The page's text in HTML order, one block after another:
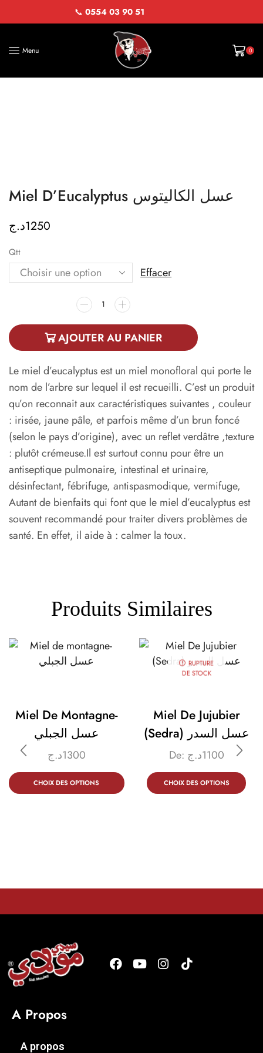
📞 0554 03 90 51
Menu 0
Miel D’Eucalyptus عسل الكاليتوس
1250د.ج
Qtt
Effacer
AJOUTER AU PANIER
Le miel d’eucalyptus est un miel monofloral qui porte le
nom de l’arbre sur lequel il est recueilli. C’est un produit
qu’on reconnait aux caractéristiques suivantes , couleur
: irisée, jaune pâle, et parfois même d’un brun foncé
(selon le pays d’origine), avec un reflet verdâtre ,texture
: plutôt crémeuse.Il est surtout connu pour être un
antiseptique pulmonaire, intestinal et urinaire,
désinfectant, fébrifuge, antispasmodique, vermifuge,
Autant de bienfaits qui font que le miel d’eucalyptus est
souvent recommandé pour traiter divers problèmes de
santé. En effet, il aide à : calmer la toux.
Produits Similaires
Miel De Montagne-
عسل الجبلي
1300د.ج
CHOIX DES OPTIONS
RUPTURE
DE STOCK
Miel De Jujubier
(Sedra) عسل السدر
De: 1100د.ج
CHOIX DES OPTIONS
A Propos
A propos